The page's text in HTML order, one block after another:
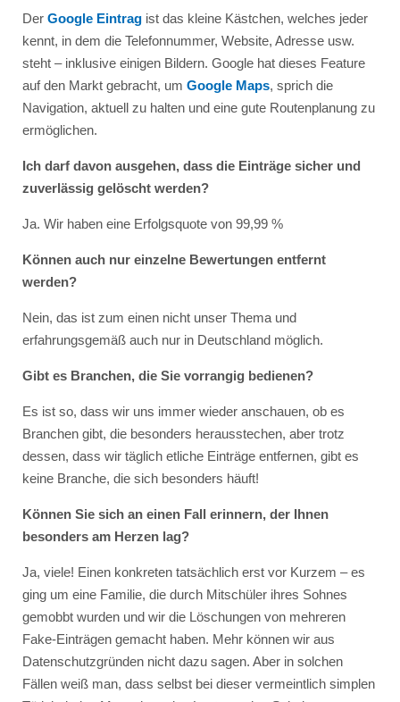
Der Google Eintragist das kleine Kästchen, welches jeder
kennt, in dem die Telefonnummer, Website, Adresse usw.
steht – inklusive einigen Bildern. Google hat dieses Feature
auf den Markt gebracht, um Google Maps, sprich die
Navigation, aktuell zu halten und eine gute Routenplanung zu
ermöglichen.
Ich darf davon ausgehen, dass die Einträge sicher und
zuverlässig gelöscht werden?
Ja. Wir haben eine Erfolgsquote von 99,99 %
Können auch nur einzelne Bewertungen entfernt
werden?
Nein, das ist zum einen nicht unser Thema und
erfahrungsgemäß auch nur in Deutschland möglich.
Gibt es Branchen, die Sie vorrangig bedienen?
Es ist so, dass wir uns immer wieder anschauen, ob es
Branchen gibt, die besonders herausstechen, aber trotz
dessen, dass wir täglich etliche Einträge entfernen, gibt es
keine Branche, die sich besonders häuft!
Können Sie sich an einen Fall erinnern, der Ihnen
besonders am Herzen lag?
Ja, viele! Einen konkreten tatsächlich erst vor Kurzem – es
ging um eine Familie, die durch Mitschüler ihres Sohnes
gemobbt wurden und wir die Löschungen von mehreren
Fake-Einträgen gemacht haben. Mehr können wir aus
Datenschutzgründen nicht dazu sagen. Aber in solchen
Fällen weiß man, dass selbst bei dieser vermeintlich simplen